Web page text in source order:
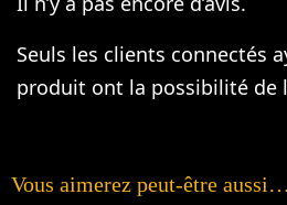
Seuls les clients connectés
produit ont la possibilité de
Vous aimerez peut-être aussi…